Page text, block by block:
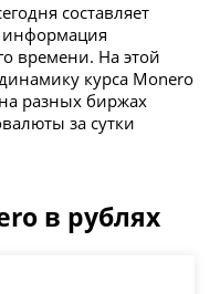
составляет
информация
времени. На этой
курса Monero
разных биржах
за сутки
в рублях